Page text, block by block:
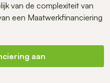
van de complexiteit van
een Maatwerkfinanciering
aan